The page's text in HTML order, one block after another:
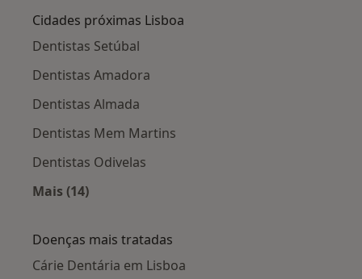
Cidades próximas Lisboa
Dentistas Setúbal
Dentistas Amadora
Dentistas Almada
Dentistas Mem Martins
Dentistas Odivelas
Mais (14)
Doenças mais tratadas
Cárie Dentária em Lisboa